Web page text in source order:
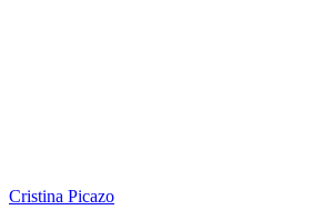
Cristina Picazo